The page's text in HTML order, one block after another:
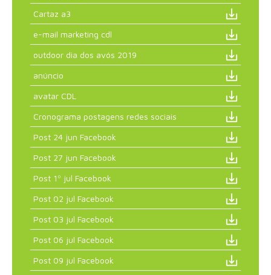
Cartaz a3
e-mail marketing cdl
outdoor dia dos avós 2019
anúncio
avatar CDL
Cronograma postagens redes sociais
Post 24 jun Facebook
Post 27 jun Facebook
Post 1º jul Facebook
Post 02 jul Facebook
Post 03 jul Facebook
Post 06 jul Facebook
Post 09 jul Facebook